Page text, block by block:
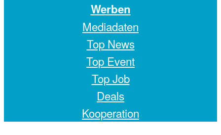
Werben
Mediadaten
Top News
Top Event
Top Job
Deals
Kooperation